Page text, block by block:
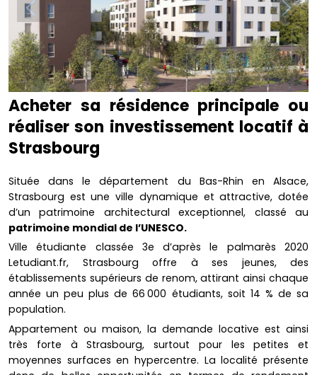
Acheter sa résidence principale ou
réaliser son investissement locatif à
Strasbourg
Située dans le département du Bas-Rhin en Alsace,
Strasbourg est une ville dynamique et attractive, dotée
d’un patrimoine architectural exceptionnel, classé au
patrimoine mondial de l’UNESCO.
Ville étudiante classée 3e d’après le palmarès 2020
Letudiant.fr, Strasbourg offre à ses jeunes, des
établissements supérieurs de renom, attirant ainsi chaque
année un peu plus de 66 000 étudiants, soit 14 % de sa
population.
Appartement ou maison, la demande locative est ainsi
très forte à Strasbourg, surtout pour les petites et
moyennes surfaces en hypercentre. La localité présente